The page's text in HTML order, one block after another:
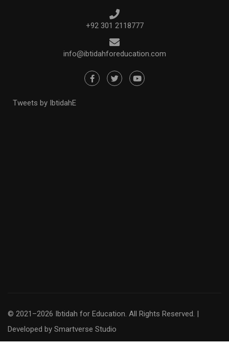
+92 301 2118777
info@ibtidahforeducation.com
Tweets by IbtidahE
© 2021–2026 Ibtidah for Education. All Rights Reserved. |
Developed by Smartverse Studio